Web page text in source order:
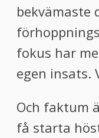
bekvämaste
fokus har
egen insats.
Och faktum
få starta